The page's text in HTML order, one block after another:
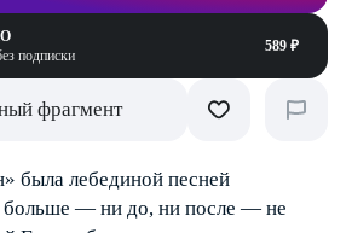
подписки
589 ₽
фрагмент
была лебединой песней
больше — ни до, ни после — не